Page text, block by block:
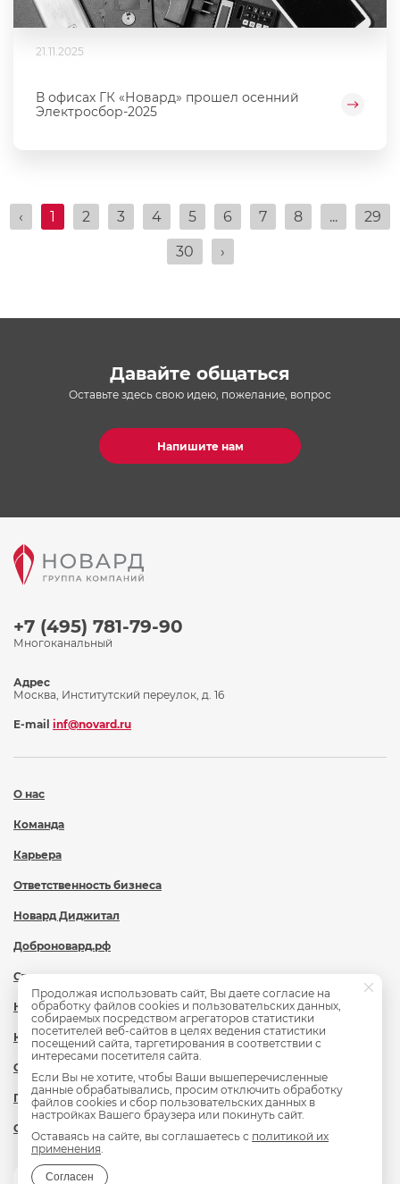
21.11.2025
В офисах ГК «Новард» прошел осенний
Электросбор-2025
‹ 1 2 3 4 5 6 7 8 ... 29
30 ›
Давайте общаться
Оставьте здесь свою идею, пожелание, вопрос
Напишите нам
+7 (495) 781-79-90
Многоканальный
О нас
Команда
Карьера
Ответственность бизнеса
Новард Диджитал
Доброновард.рф
Статьи
Новости
Контакты
Охрана труда
Политика обработки персональных данных
Сведения об образовательной организации
Адрес
Москва, Институтский переулок, д. 16
E-mail inf@novard.ru
Продолжая использовать сайт, Вы даете согласие на
обработку файлов cookies и пользовательских данных,
собираемых посредством агрегаторов статистики
посетителей веб-сайтов в целях ведения статистики
посещений сайта, таргетирования в соответствии с
интересами посетителя сайта.
Если Вы не хотите, чтобы Ваши вышеперечисленные
данные обрабатывались, просим отключить обработку
файлов cookies и сбор пользовательских данных в
настройках Вашего браузера или покинуть сайт.
Оставаясь на сайте, вы соглашаетесь с политикой их
применения.
Согласен